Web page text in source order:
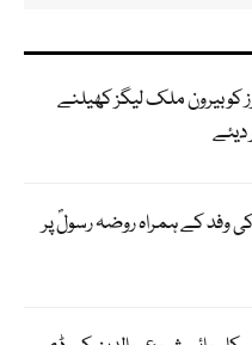
کو بیرون ملک لیگز کھیلنے
دیئے
وفد کے ہمراہ روضہ رسولؐ پر